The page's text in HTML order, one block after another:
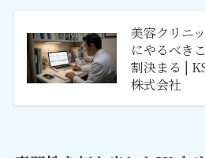
美容クリニ
にやるべき
割決まる |
株式会社